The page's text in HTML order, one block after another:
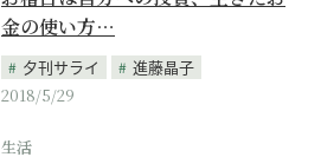
金の使い方…
夕刊サライ
進藤晶子
2018/5/29
生活